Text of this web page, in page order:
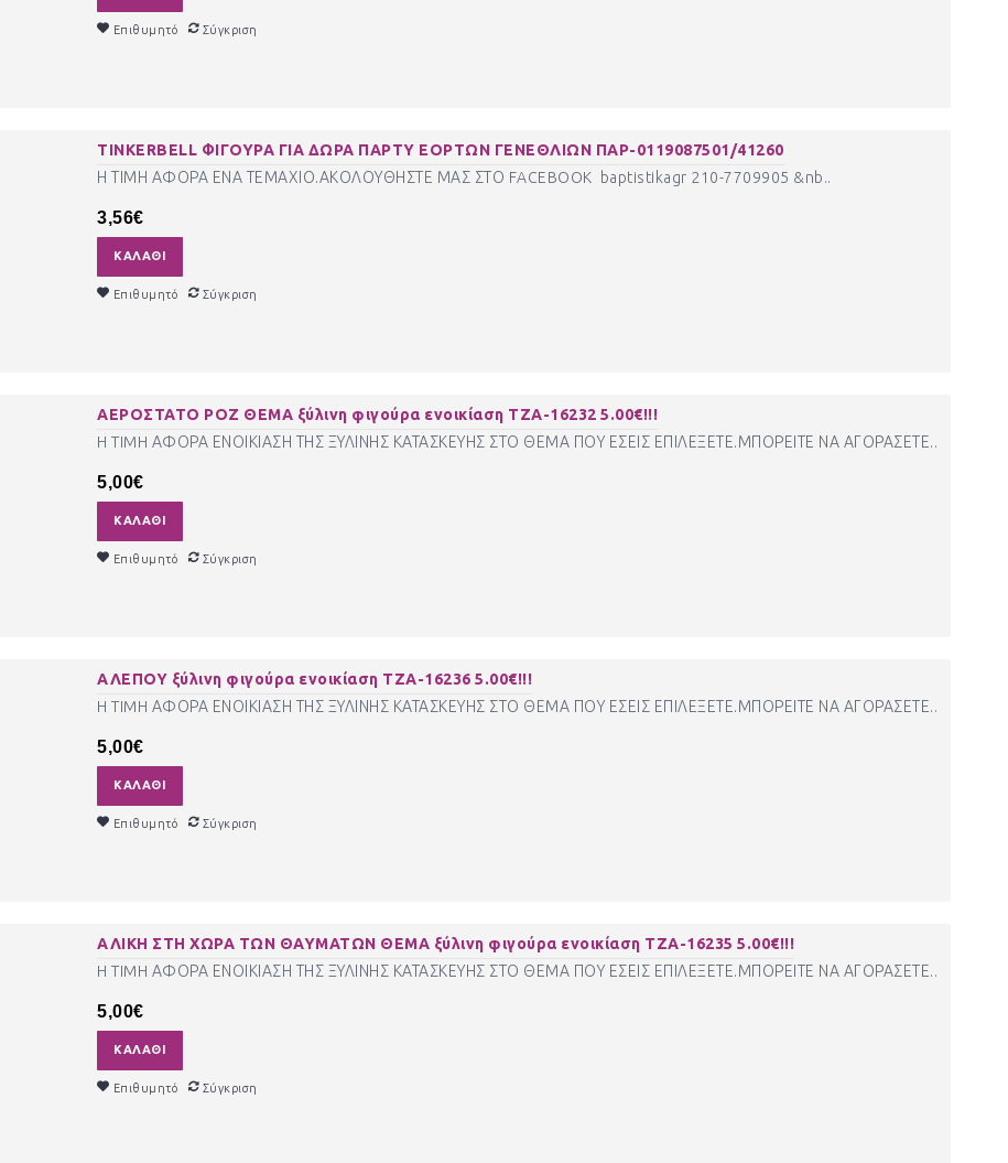
Επιθυμητό Σύγκριση
TINKERBELL ΦΙΓΟΥΡΑ ΓΙΑ ΔΩΡΑ ΠΑΡΤΥ ΕΟΡΤΩΝ ΓΕΝΕΘΛΙΩΝ ΠΑΡ-0119087501/41260
Η ΤΙΜΗ ΑΦΟΡΑ ΕΝΑ ΤΕΜΑΧΙΟ.ΑΚΟΛΟΥΘΗΣΤΕ ΜΑΣ ΣΤΟ FACEBOOK baptistikagr 210-7709905 &nb..
3,56€
ΚΑΛΆΘΙ
Επιθυμητό Σύγκριση
ΑΕΡΟΣΤΑΤΟ ΡΟΖ ΘΕΜΑ ξύλινη φιγούρα ενοικίαση ΤΖΑ-16232 5.00€!!!
H TIMH ΑΦΟΡΑ ΕΝΟΙΚΙΑΣΗ ΤΗΣ ΞΥΛΙΝΗΣ ΚΑΤΑΣΚΕΥΗΣ ΣΤΟ ΘΕΜΑ ΠΟΥ ΕΣΕΙΣ ΕΠΙΛΕΞΕΤΕ.ΜΠΟΡΕΙΤΕ ΝΑ ΑΓΟΡΑΣΕΤΕ..
5,00€
ΚΑΛΆΘΙ
Επιθυμητό Σύγκριση
ΑΛΕΠΟΥ ξύλινη φιγούρα ενοικίαση ΤΖΑ-16236 5.00€!!!
H TIMH ΑΦΟΡΑ ΕΝΟΙΚΙΑΣΗ ΤΗΣ ΞΥΛΙΝΗΣ ΚΑΤΑΣΚΕΥΗΣ ΣΤΟ ΘΕΜΑ ΠΟΥ ΕΣΕΙΣ ΕΠΙΛΕΞΕΤΕ.ΜΠΟΡΕΙΤΕ ΝΑ ΑΓΟΡΑΣΕΤΕ..
5,00€
ΚΑΛΆΘΙ
Επιθυμητό Σύγκριση
ΑΛΙΚΗ ΣΤΗ ΧΩΡΑ ΤΩΝ ΘΑΥΜΑΤΩΝ ΘΕΜΑ ξύλινη φιγούρα ενοικίαση ΤΖΑ-16235 5.00€!!!
H TIMH ΑΦΟΡΑ ΕΝΟΙΚΙΑΣΗ ΤΗΣ ΞΥΛΙΝΗΣ ΚΑΤΑΣΚΕΥΗΣ ΣΤΟ ΘΕΜΑ ΠΟΥ ΕΣΕΙΣ ΕΠΙΛΕΞΕΤΕ.ΜΠΟΡΕΙΤΕ ΝΑ ΑΓΟΡΑΣΕΤΕ..
5,00€
ΚΑΛΆΘΙ
Επιθυμητό Σύγκριση